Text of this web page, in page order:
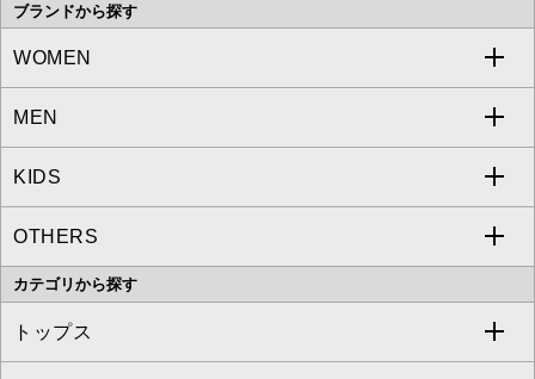
ブランドから探す
WOMEN
a.v.v
MICHEL KLEIN
MK MICHEL KLEIN
OFUON le MK
MEN
a.v.v
MICHEL KLEIN HOMME
MK MICHEL KLEIN HOMME
KIDS
a.v.v
OTHERS
MK MICHEL KLEIN BAG
カテゴリから探す
トップス